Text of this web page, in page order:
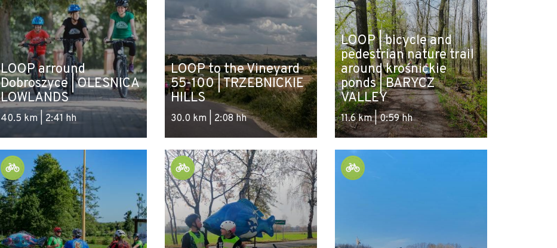
LOOP arround
Dobroszyce | OLESNICA
LOWLANDS
40.5 km | 2:41 hh
LOOP to the Vineyard
55-100 | TRZEBNICKIE
HILLS
30.0 km | 2:08 hh
LOOP | bicycle and
pedestrian nature trail
around krośnickie
ponds | BARYCZ
VALLEY
11.6 km | 0:59 hh